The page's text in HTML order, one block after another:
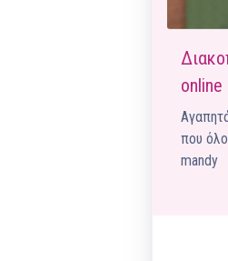
που
mandy